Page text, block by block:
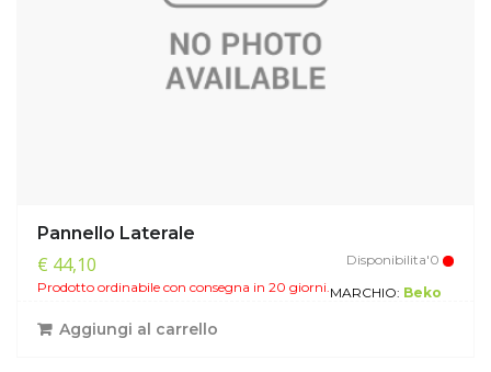
Pannello Laterale
€ 44,10
Disponibilita'0
Prodotto ordinabile con consegna in 20 giorni.MARCHIO: Beko
Aggiungi al carrello